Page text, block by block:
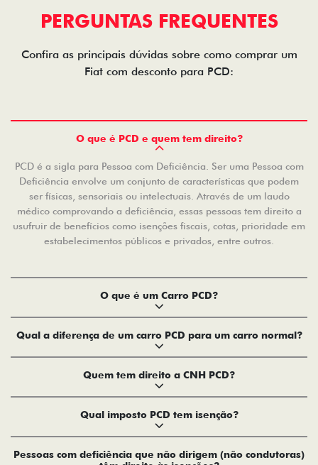
PERGUNTAS FREQUENTES
Confira as principais dúvidas sobre como comprar um
Fiat com desconto para PCD:
O que é PCD e quem tem direito?
PCD é a sigla para Pessoa com Deficiência. Ser uma Pessoa com
Deficiência envolve um conjunto de características que podem
ser físicas, sensoriais ou intelectuais. Através de um laudo
médico comprovando a deficiência, essas pessoas tem direito a
usufruir de benefícios como isenções fiscais, cotas, prioridade em
estabelecimentos públicos e privados, entre outros.
O que é um Carro PCD?
Qual a diferença de um carro PCD para um carro normal?
Quem tem direito a CNH PCD?
Qual imposto PCD tem isenção?
Pessoas com deficiência que não dirigem (não condutoras)